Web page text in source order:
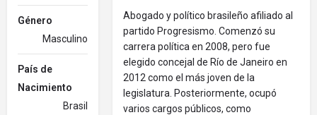
Género
Masculino
País de
Nacimiento
Brasil
Abogado y político brasileño afiliado al
partido Progresismo. Comenzó su
carrera política en 2008, pero fue
elegido concejal de Río de Janeiro en
2012 como el más joven de la
legislatura. Posteriormente, ocupó
varios cargos públicos, como